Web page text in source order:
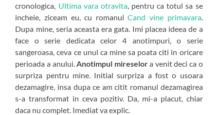
cronologica, Ultima vara otravita, pentru ca totul sa se
incheie, ziceam eu, cu romanulCand vine primavara.
Dupa mine, seria aceasta era gata. Imi placea ideea de a
face o serie dedicata celor 4 anotimpuri, o serie
sangeroasa, ceva ce unul ca mine sa poata citi in oricare
perioada a anului. Anotimpul mireselora venit deci ca o
surpriza pentru mine. Initial surpriza a fost o usoara
dezamagire, insa dupa ce am citit romanul dezamagirea
s-a transformat in ceva pozitiv. Da, mi-a placut, chiar
daca nu complet. Imediat va explic.